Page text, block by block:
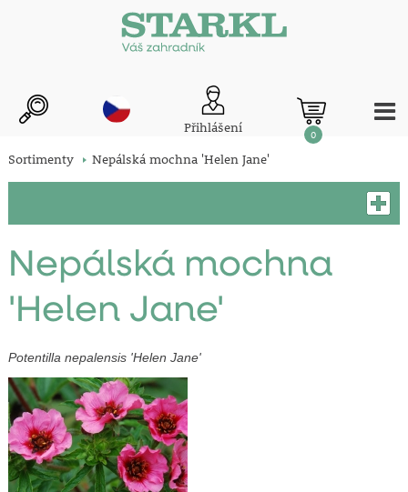
Přihlášení 0
Sortimenty Nepálská mochna 'Helen Jane'
Nepálská mochna
'Helen Jane'
Potentilla nepalensis 'Helen Jane'